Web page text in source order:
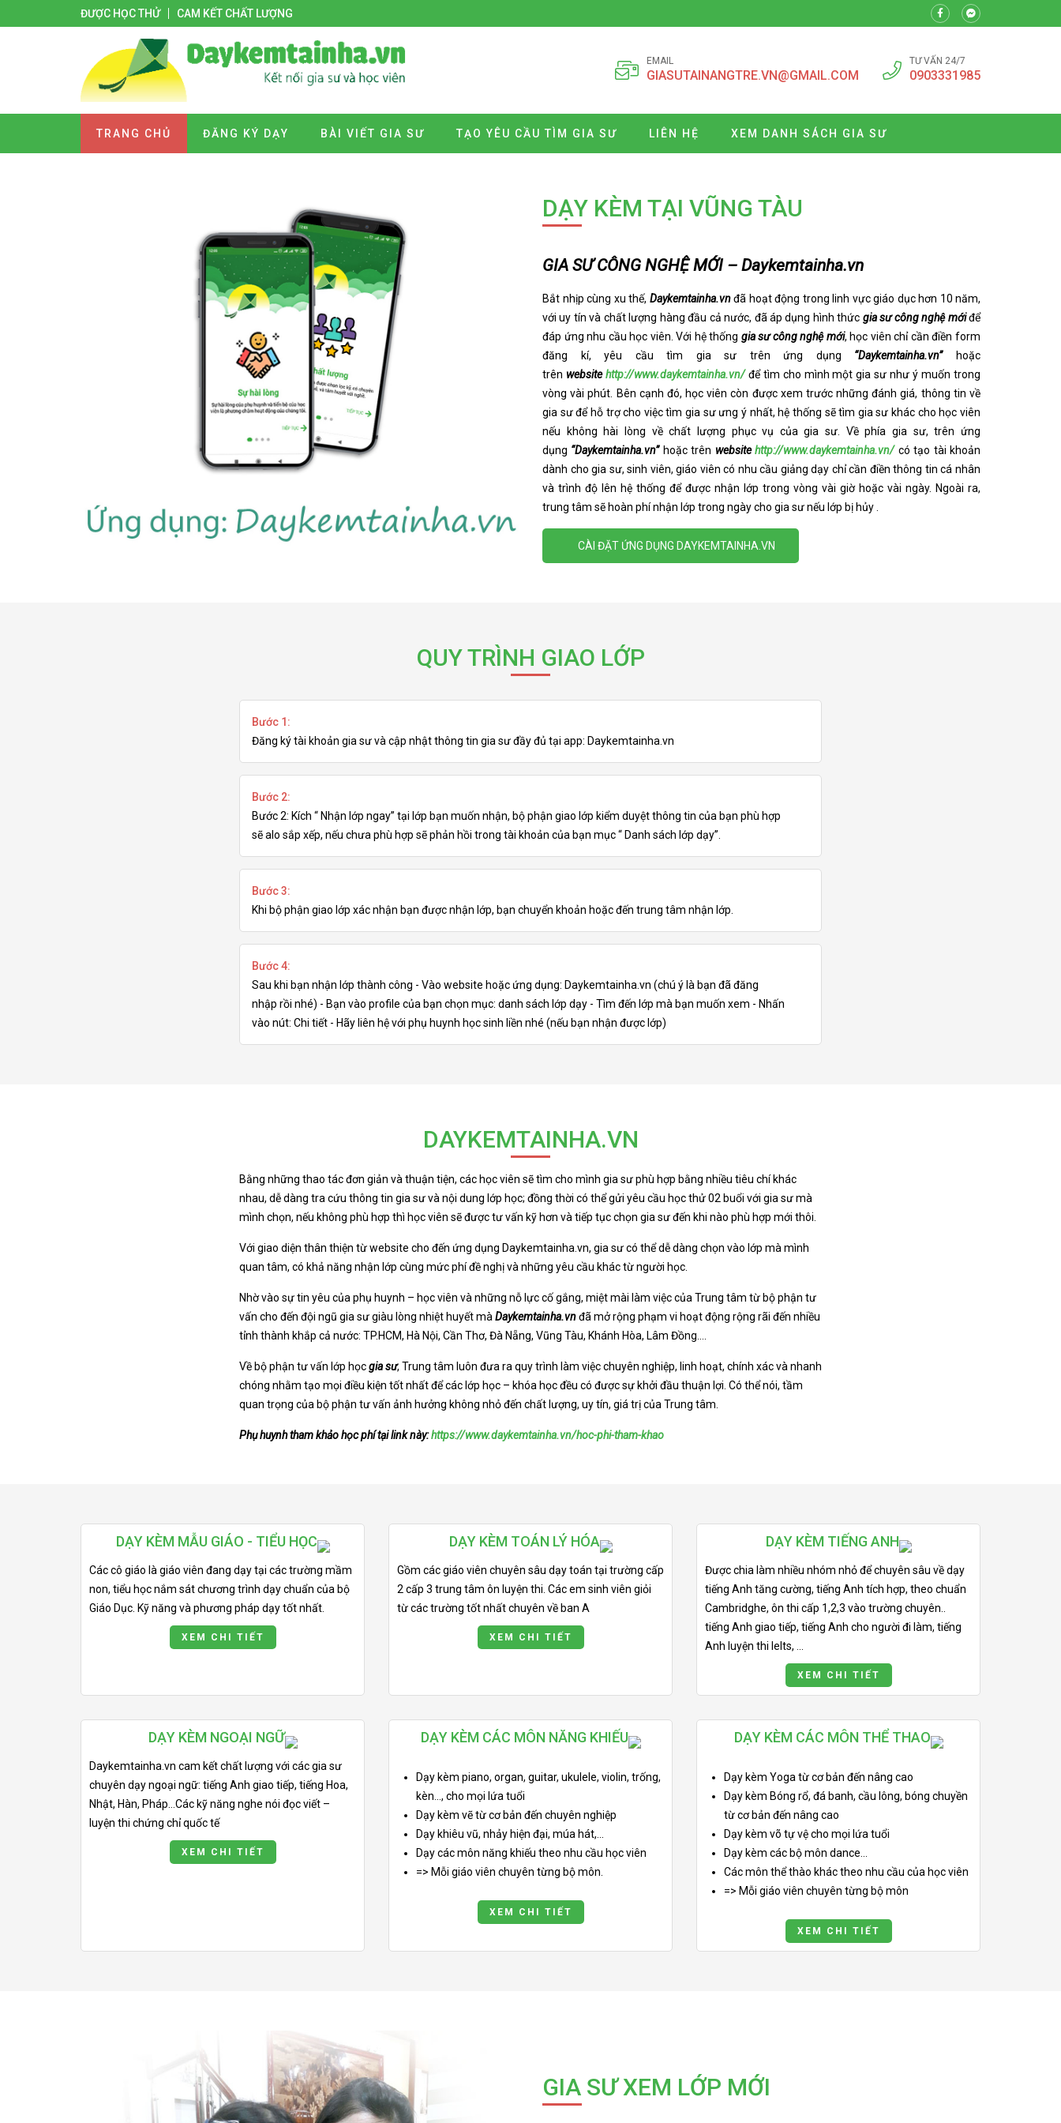
ĐƯỢC HỌC THỬ CAM KẾT CHẤT LƯỢNG
EMAIL
GIASUTAINANGTRE.VN@GMAIL.COM
TƯ VẤN 24/7
0903331985
TRANG CHỦ ĐĂNG KÝ DẠY BÀI VIẾT GIA SƯ TẠO YÊU CẦU TÌM GIA SƯ LIÊN HỆ XEM DANH SÁCH GIA SƯ
DẠY KÈM TẠI VŨNG TÀU
GIA SƯ CÔNG NGHỆ MỚI – Daykemtainha.vn
Bắt nhịp cùng xu thế, Daykemtainha.vnđã hoạt động trong linh vực giáo dục hơn 10 năm,
với uy tín và chất lượng hàng đầu cả nước, đã áp dụng hình thức gia sư công nghệ mớiđể
đáp ứng nhu cầu học viên. Với hệ thống gia sư công nghệ mới, học viên chỉ cần điền form
đăng kí, yêu cầu tìm gia sư trên ứng dụng “Daykemtainha.vn”
hoặc
trên websitehttp://www.daykemtainha.vn/để tìm cho mình một gia sư như ý muốn trong
vòng vài phút. Bên cạnh đó, học viên còn được xem trước những đánh giá, thông tin về
gia sư để hỗ trợ cho việc tìm gia sư ưng ý nhất, hệ thống sẽ tìm gia sư khác cho học viên
nếu không hài lòng về chất lượng phục vụ của gia sư. Về phía gia sư, trên ứng
dụng “Daykemtainha.vn” hoặc trên websitehttp://www.daykemtainha.vn/có tạo tài khoản
dành cho gia sư, sinh viên, giáo viên có nhu cầu giảng dạy chỉ cần điền thông tin cá nhân
và trình độ lên hệ thống để được nhận lớp trong vòng vài giờ hoặc vài ngày. Ngoài ra,
trung tâm sẽ hoàn phí nhận lớp trong ngày cho gia sư nếu lớp bị hủy .
CÀI ĐẶT ỨNG DỤNG DAYKEMTAINHA.VN
QUY TRÌNH GIAO LỚP
Bước 1:
Đăng ký tài khoản gia sư và cập nhật thông tin gia sư đầy đủ tại app: Daykemtainha.vn
Bước 2:
Bước 2: Kích “ Nhận lớp ngay” tại lớp bạn muốn nhận, bộ phận giao lớp kiểm duyệt thông tin của bạn phù hợp
sẽ alo sắp xếp, nếu chưa phù hợp sẽ phản hồi trong tài khoản của bạn mục “ Danh sách lớp dạy”.
Bước 3:
Khi bộ phận giao lớp xác nhận bạn được nhận lớp, bạn chuyển khoản hoặc đến trung tâm nhận lớp.
Bước 4:
Sau khi bạn nhận lớp thành công - Vào website hoặc ứng dụng: Daykemtainha.vn (chú ý là bạn đã đăng
nhập rồi nhé) - Bạn vào profile của bạn chọn mục: danh sách lớp dạy - Tìm đến lớp mà bạn muốn xem - Nhấn
vào nút: Chi tiết - Hãy liên hệ với phụ huynh học sinh liền nhé (nếu bạn nhận được lớp)
DAYKEMTAINHA.VN
Bằng những thao tác đơn giản và thuận tiện, các học viên sẽ tìm cho mình gia sư phù hợp bằng nhiều tiêu chí khác
nhau, dễ dàng tra cứu thông tin gia sư và nội dung lớp học; đồng thời có thể gửi yêu cầu học thử 02 buổi với gia sư mà
mình chọn, nếu không phù hợp thì học viên sẽ được tư vấn kỹ hơn và tiếp tục chọn gia sư đến khi nào phù hợp mới thôi.
Với giao diện thân thiện từ website cho đến ứng dụng Daykemtainha.vn, gia sư có thể dễ dàng chọn vào lớp mà mình
quan tâm, có khả năng nhận lớp cùng mức phí đề nghị và những yêu cầu khác từ người học.
Nhờ vào sự tin yêu của phụ huynh – học viên và những nỗ lực cố gắng, miệt mài làm việc của Trung tâm từ bộ phận tư
vấn cho đến đội ngũ gia sư giàu lòng nhiệt huyết mà Daykemtainha.vnđã mở rộng phạm vi hoạt động rộng rãi đến nhiều
tỉnh thành khắp cả nước: TP.HCM, Hà Nội, Cần Thơ, Đà Nẵng, Vũng Tàu, Khánh Hòa, Lâm Đồng….
Về bộ phận tư vấn lớp họcgia sư, Trung tâm luôn đưa ra quy trình làm việc chuyên nghiệp, linh hoạt, chính xác và nhanh
chóng nhằm tạo mọi điều kiện tốt nhất để các lớp học – khóa học đều có được sự khởi đầu thuận lợi. Có thể nói, tầm
quan trọng của bộ phận tư vấn ảnh hưởng không nhỏ đến chất lượng, uy tín, giá trị của Trung tâm.
Phụ huynh tham khảo học phí tại link này:https://www.daykemtainha.vn/hoc-phi-tham-khao
DẠY KÈM MẪU GIÁO - TIỂU HỌC
Các cô giáo là giáo viên đang dạy tại các trường mầm
non, tiểu học nắm sát chương trình dạy chuẩn của bộ
Giáo Dục. Kỹ năng và phương pháp dạy tốt nhất.
XEM CHI TIẾT
DẠY KÈM TOÁN LÝ HÓA
Gồm các giáo viên chuyên sâu dạy toán tại trường cấp
2 cấp 3 trung tâm ôn luyện thi. Các em sinh viên giỏi
từ các trường tốt nhất chuyên về ban A
XEM CHI TIẾT
DẠY KÈM TIẾNG ANH
Được chia làm nhiều nhóm nhỏ để chuyên sâu về dạy
tiếng Anh tăng cường, tiếng Anh tích hợp, theo chuẩn
Cambridghe, ôn thi cấp 1,2,3 vào trường chuyên..
tiếng Anh giao tiếp, tiếng Anh cho người đi làm, tiếng
Anh luyện thi Ielts, ...
XEM CHI TIẾT
DẠY KÈM NGOẠI NGỮ
Daykemtainha.vn cam kết chất lượng với các gia sư
chuyên dạy ngoại ngữ: tiếng Anh giao tiếp, tiếng Hoa,
Nhật, Hàn, Pháp…Các kỹ năng nghe nói đọc viết –
luyện thi chứng chỉ quốc tế
XEM CHI TIẾT
DẠY KÈM CÁC MÔN NĂNG KHIẾU
Dạy kèm piano, organ, guitar, ukulele, violin, trống,
kèn..., cho mọi lứa tuổi
Dạy kèm vẽ từ cơ bản đến chuyên nghiệp
Dạy khiêu vũ, nhảy hiện đại, múa hát,...
Dạy các môn năng khiếu theo nhu cầu học viên
=> Mỗi giáo viên chuyên từng bộ môn.
XEM CHI TIẾT
DẠY KÈM CÁC MÔN THỂ THAO
Dạy kèm Yoga từ cơ bản đến nâng cao
Dạy kèm Bóng rổ, đá banh, cầu lông, bóng chuyền
từ cơ bản đến nâng cao
Dạy kèm võ tự vệ cho mọi lứa tuổi
Dạy kèm các bộ môn dance...
Các môn thể thào khác theo nhu cầu của học viên
=> Mỗi giáo viên chuyên từng bộ môn
XEM CHI TIẾT
GIA SƯ XEM LỚP MỚI